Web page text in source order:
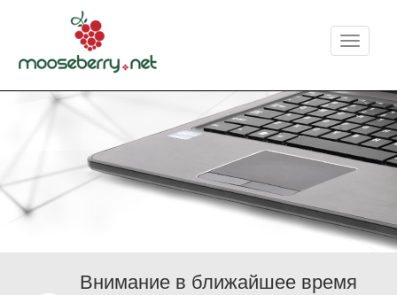
Меню
Внимание в ближайшее время